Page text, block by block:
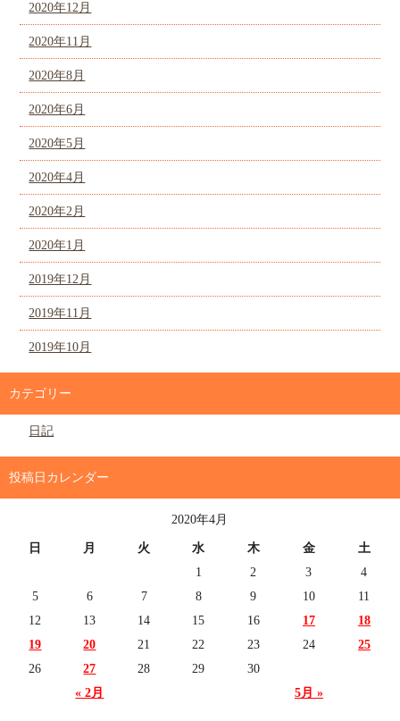
2020年12月
2020年11月
2020年8月
2020年6月
2020年5月
2020年4月
2020年2月
2020年1月
2019年12月
2019年11月
2019年10月
カテゴリー
日記
投稿日カレンダー
2020年4月
日 月 火 水 木 金 土
« 2月 5月 »
1 2 3
4
5
6 7 8 9 10
11
12
13 14 15 16 17
18
19
20 21 22 23 24
25
26
27 28 29 30